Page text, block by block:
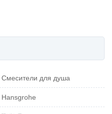
Смесители для душа
Hansgrohe